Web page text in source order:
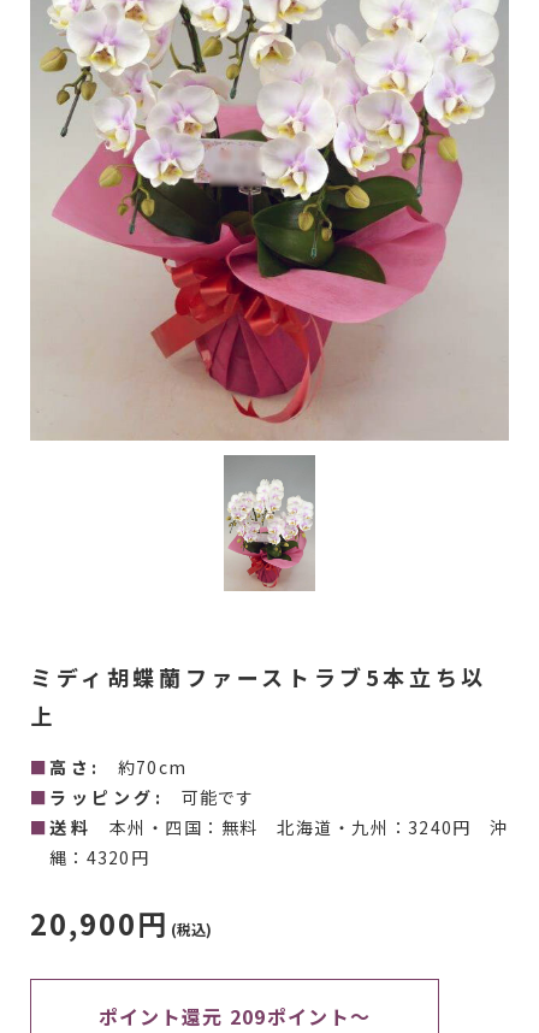
ミディ胡蝶蘭ファーストラブ5本立ち以
上
高さ:
約70cm
ラッピング:
可能です
送料
本州・四国：無料 北海道・九州：3240円 沖
縄：4320円
20,900円 (税込)
ポイント還元 209ポイント～